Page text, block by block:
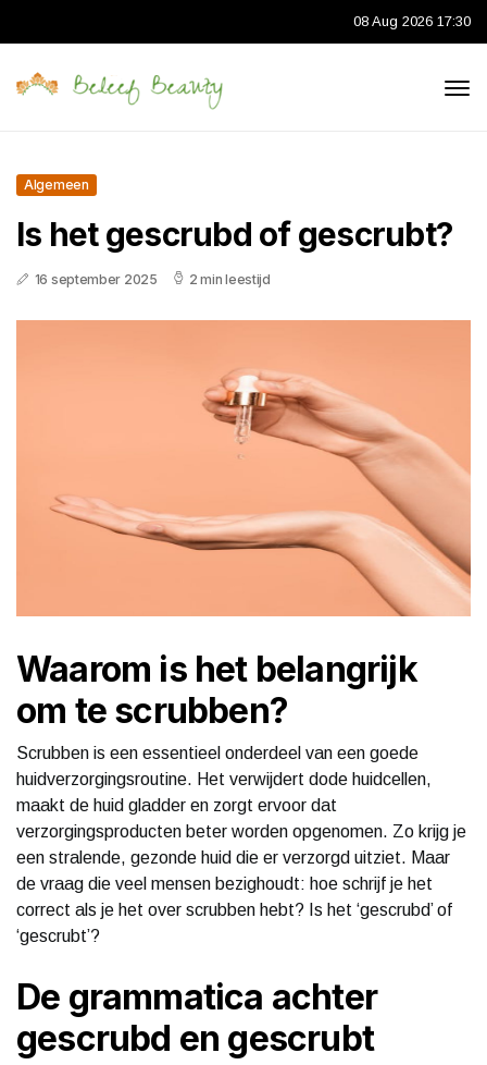
08 Aug 2026 17:30
Algemeen
Is het gescrubd of gescrubt?
16 september 2025 2 min leestijd
Waarom is het belangrijk
om te scrubben?
Scrubben is een essentieel onderdeel van een goede
huidverzorgingsroutine. Het verwijdert dode huidcellen,
maakt de huid gladder en zorgt ervoor dat
verzorgingsproducten beter worden opgenomen. Zo krijg je
een stralende, gezonde huid die er verzorgd uitziet. Maar
de vraag die veel mensen bezighoudt: hoe schrijf je het
correct als je het over scrubben hebt? Is het ‘gescrubd’ of
‘gescrubt’?
De grammatica achter
gescrubd en gescrubt